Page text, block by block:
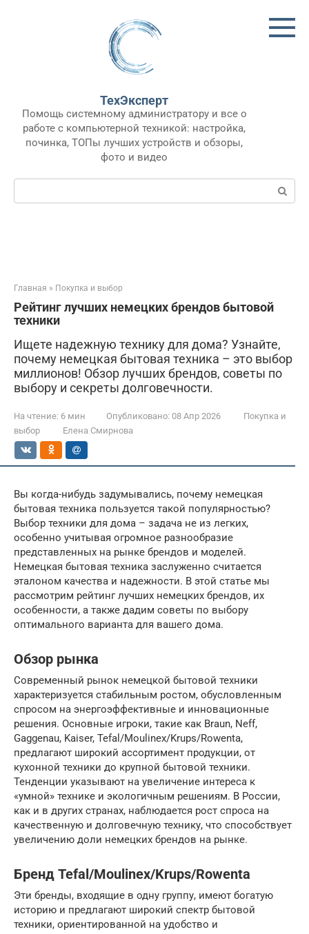
ТехЭксперт
Помощь системному администратору и все о
работе с компьютерной техникой: настройка,
починка, ТОПы лучших устройств и обзоры,
фото и видео
Поиск:
Главная » Покупка и выбор
Рейтинг лучших немецких брендов бытовой
техники
Ищете надежную технику для дома? Узнайте,
почему немецкая бытовая техника – это выбор
миллионов! Обзор лучших брендов, советы по
выбору и секреты долговечности.
На чтение: 6 мин Опубликовано: 08 Апр 2026
Покупка и
выбор
Елена Смирнова
Вы когда-нибудь задумывались, почему немецкая
бытовая техника пользуется такой популярностью?
Выбор техники для дома – задача не из легких,
особенно учитывая огромное разнообразие
представленных на рынке брендов и моделей.
Немецкая бытовая техника заслуженно считается
эталоном качества и надежности. В этой статье мы
рассмотрим рейтинг лучших немецких брендов, их
особенности, а также дадим советы по выбору
оптимального варианта для вашего дома.
Обзор рынка
Современный рынок немецкой бытовой техники
характеризуется стабильным ростом, обусловленным
спросом на энергоэффективные и инновационные
решения. Основные игроки, такие как Braun, Neff,
Gaggenau, Kaiser, Tefal/Moulinex/Krups/Rowenta,
предлагают широкий ассортимент продукции, от
кухонной техники до крупной бытовой техники.
Тенденции указывают на увеличение интереса к
«умной» технике и экологичным решениям. В России,
как и в других странах, наблюдается рост спроса на
качественную и долговечную технику, что способствует
увеличению доли немецких брендов на рынке.
Бренд Tefal/Moulinex/Krups/Rowenta
Эти бренды, входящие в одну группу, имеют богатую
историю и предлагают широкий спектр бытовой
техники, ориентированной на удобство и